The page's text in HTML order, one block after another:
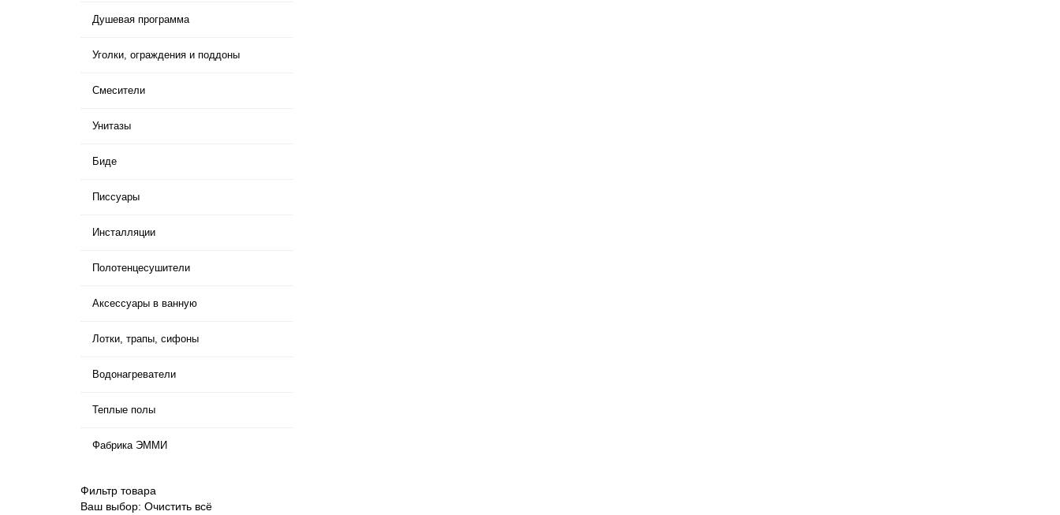
Душевая программа
Уголки, ограждения и поддоны
Смесители
Унитазы
Биде
Писсуары
Инсталляции
Полотенцесушители
Аксессуары в ванную
Лотки, трапы, сифоны
Водонагреватели
Теплые полы
Фабрика ЭММИ
Фильтр товара
Ваш выбор: Очистить всё